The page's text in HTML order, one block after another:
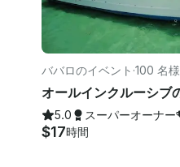
ババロのイベント ·100 名様
5.0 スーパーオーナー
$17時間